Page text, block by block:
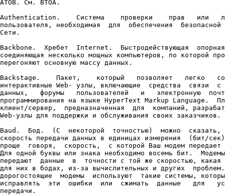
ATOB. См. BTOA.
Authentication.    Система    проверки    прав   или
пользователя, необходимая  для  обеспечения  безопасной
Сети.
Backbone.  Хребет  Internet.  Быстродействующая
соединяющая несколько мощных компьютеров, по которой
перегоняют основную массу данных.
Backstage.    Пакет,    который   позволяет   легко
интерактивные Web- узлы, включающие  средства  связи  с
данных,   форумы   пользователей   и   электронную
программирования на языке HyperText Markup Language.
клиент/сервер,  предназначенная  для  компаний,
Web-узлы для поддержки и обслуживания своих заказчиков.
Baud.  Бод.  (С  некоторой  точностью)  можно  сказать,
скорость передачи данных в единицах измерения  (бит/
проще  говоря,  скорость,  с которой Ваш модем передает
Для одной буквы или знака необходимо восемь бит.
передают  данные  в  точности с той же скоростью, какая
для них в бодах, из-за вычислительных и других
дорогостоящие  модемы  используют  такие системы,
исправлять  эти  ошибки  или  сжимать  данные   для
передачи.